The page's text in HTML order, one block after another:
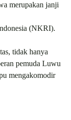
merupakan janji
(NKRI).
tidak hanya
pemuda Luwu
mengakomodir